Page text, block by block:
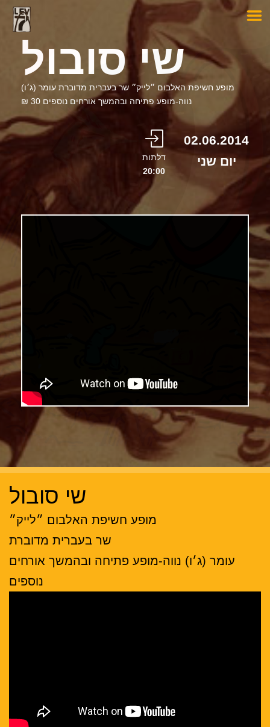
שי סובול
מופע חשיפת האלבום ״לייק״ שר בעברית מדוברת עומר (ג׳ו)
נווה-מופע פתיחה ובהמשך אורחים נוספים 30 ₪
02.06.2014
יום שני
דלתות
20:00
שי סובול
מופע חשיפת האלבום ״לייק״
שר בעברית מדוברת
עומר (ג׳ו) נווה-מופע פתיחה ובהמשך אורחים
נוספים